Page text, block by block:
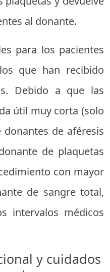
al donante.
para los pacientes
que han recibido
Debido a que las
útil muy corta (solo
donantes de aféresis
de plaquetas
con mayor
de sangre total,
intervalos médicos
y cuidados